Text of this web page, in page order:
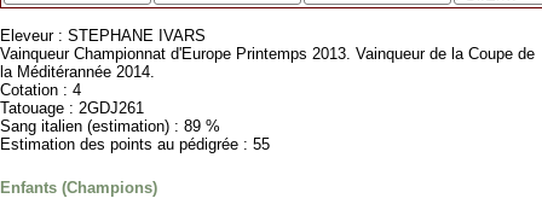
Eleveur : STEPHANE IVARS
Vainqueur Championnat d'Europe Printemps 2013. Vainqueur de la Coupe de
la Méditérannée 2014.
Cotation : 4
Tatouage : 2GDJ261
Sang italien (estimation) : 89 %
Estimation des points au pédigrée : 55
Enfants (Champions)